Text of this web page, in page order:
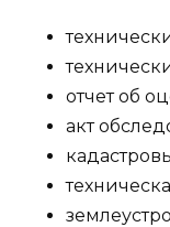
отчет об
акт